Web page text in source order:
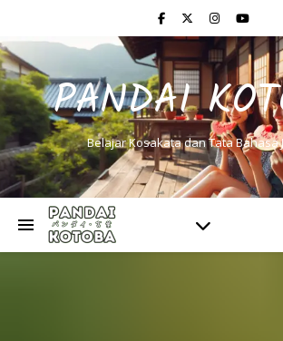
PANDAI
Belajar Kosakata dan Tata Bahasa